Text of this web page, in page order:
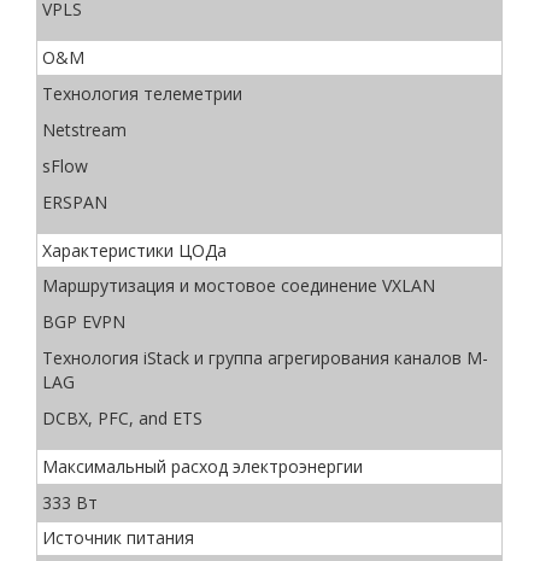
VPLS
O&M
Технология телеметрии
Netstream
sFlow
ERSPAN
Характеристики ЦОДа
Маршрутизация и мостовое соединение VXLAN
BGP EVPN
Технология iStack и группа агрегирования каналов M-
LAG
DCBX, PFC, and ETS
Максимальный расход электроэнергии
333 Вт
Источник питания